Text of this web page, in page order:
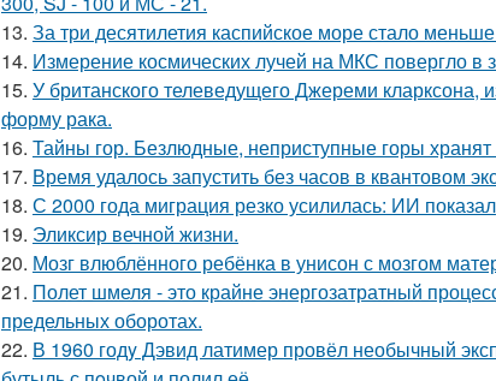
13. За три десятилетия каспийское море стало
14. Измерение космических лучей на МКС повергло в
15. У британского телеведущего Джереми кларксона,
форму рака.
16. Тайны гор. Безлюдные, неприступные горы
17. Время удалось запустить без часов в квантовом
18. С 2000 года миграция резко усилилась: ИИ
19. Эликсир вечной жизни.
20. Мозг влюблённого ребёнка в унисон с мозгом
21. Полет шмеля - это крайне энергозатратный
предельных оборотах.
22. В 1960 годy Дэвид латимер провёл необычный